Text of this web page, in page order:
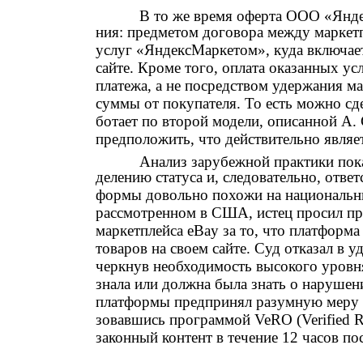
В то же время оферта ООО
ния: предметом договора между
услуг «ЯндексМаркетом», куда
сайте. Кроме того, оплата оказанных
платежа, а не посредством удержания
суммы от покупателя. То есть можно
ботает по второй модели, описанной
предположить, что действительно
Анализ зарубежной практики
делению статуса и, следовательно,
формы довольно похожи на
рассмотренном в США, истец просил
маркетплейса eBay за то, что
товаров на своем сайте. Суд отказал в
черкнув необходимость высокого
знала или должна была знать о
платформы предпринял разумную
зовавшись программой VeRO (Verified
законный контент в течение 12 часов